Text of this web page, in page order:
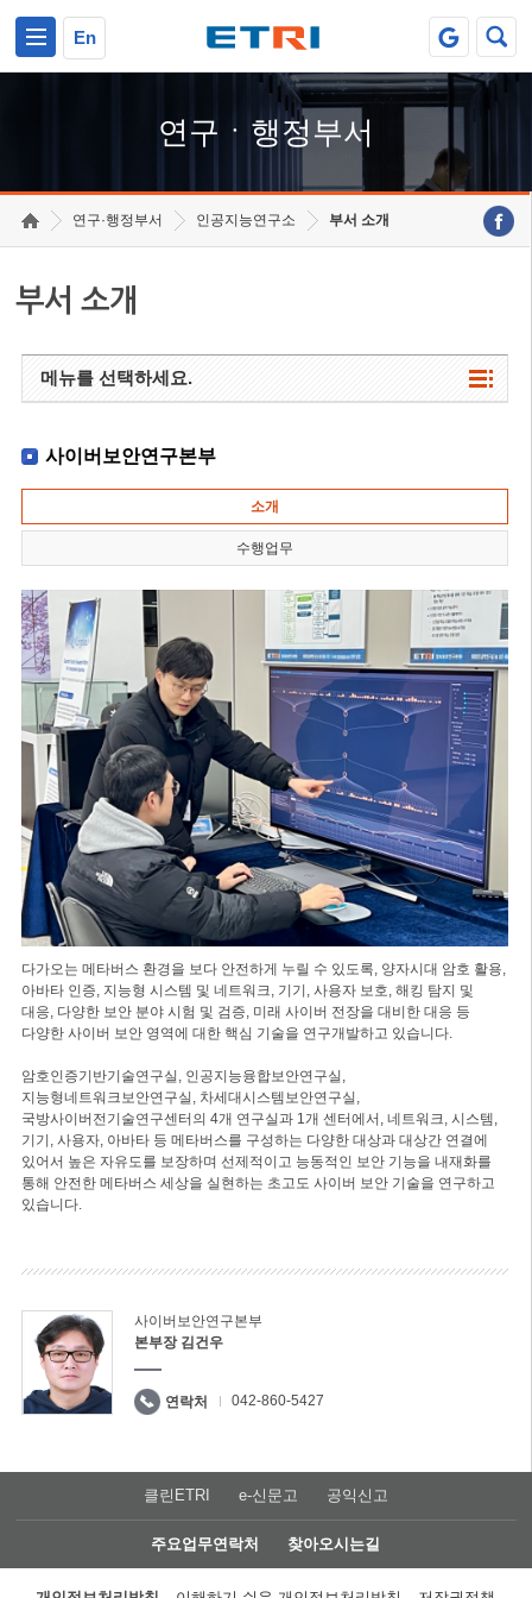
En
연구ㆍ행정부서
연구·행정부서 인공지능연구소 부서 소개
부서 소개
메뉴를 선택하세요.
사이버보안연구본부
소개
수행업무
다가오는 메타버스 환경을 보다 안전하게 누릴 수 있도록, 양자시대 암호 활용,
아바타 인증, 지능형 시스템 및 네트워크, 기기, 사용자 보호, 해킹 탐지 및
대응, 다양한 보안 분야 시험 및 검증, 미래 사이버 전장을 대비한 대응 등
다양한 사이버 보안 영역에 대한 핵심 기술을 연구개발하고 있습니다.
암호인증기반기술연구실, 인공지능융합보안연구실,
지능형네트워크보안연구실, 차세대시스템보안연구실,
국방사이버전기술연구센터의 4개 연구실과 1개 센터에서, 네트워크, 시스템,
기기, 사용자, 아바타 등 메타버스를 구성하는 다양한 대상과 대상간 연결에
있어서 높은 자유도를 보장하며 선제적이고 능동적인 보안 기능을 내재화를
통해 안전한 메타버스 세상을 실현하는 초고도 사이버 보안 기술을 연구하고
있습니다.
사이버보안연구본부
본부장 김건우
연락처 042-860-5427
클린ETRI e-신문고 공익신고
주요업무연락처 찾아오시는길